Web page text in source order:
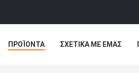
ΠΡΟΪΌΝΤΑ ΣΧΕΤΙΚΆ ΜΕ ΕΜΆΣ